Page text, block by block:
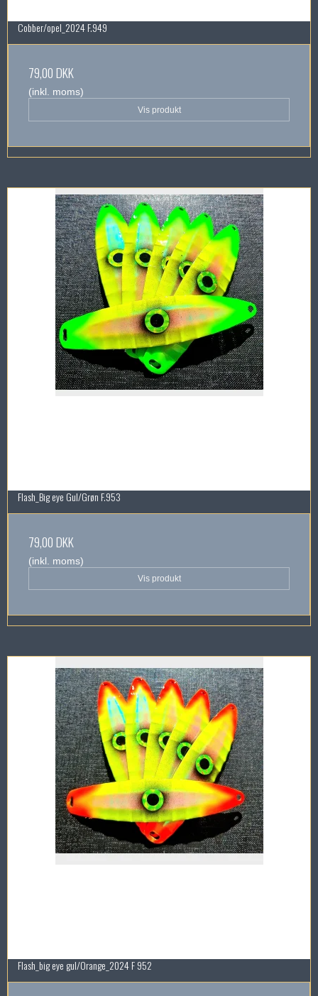
Cobber/opel_2024 F.949
79,00 DKK
(inkl. moms)
Vis produkt
Flash_Big eye Gul/Grøn F.953
79,00 DKK
(inkl. moms)
Vis produkt
Flash_big eye gul/Orange_2024 F 952